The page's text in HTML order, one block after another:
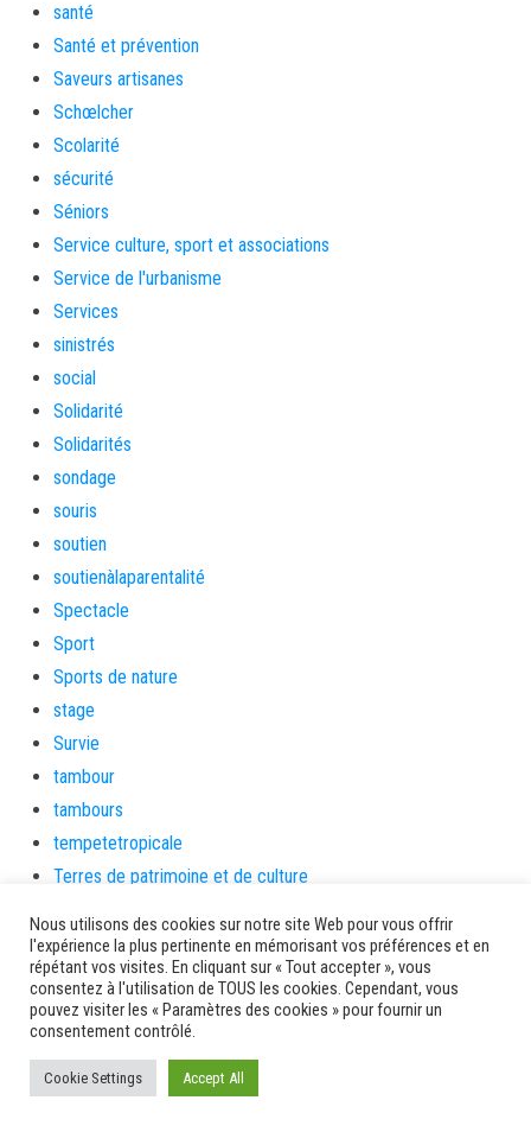
santé
Santé et prévention
Saveurs artisanes
Schœlcher
Scolarité
sécurité
Séniors
Service culture, sport et associations
Service de l'urbanisme
Services
sinistrés
social
Solidarité
Solidarités
sondage
souris
soutien
soutienàlaparentalité
Spectacle
Sport
Sports de nature
stage
Survie
tambour
tambours
tempetetropicale
Terres de patrimoine et de culture
théâtre
Tourisme
toussaint
tradition
Transition Energétique
Nous utilisons des cookies sur notre site Web pour vous offrir
l'expérience la plus pertinente en mémorisant vos préférences et en
répétant vos visites. En cliquant sur « Tout accepter », vous
consentez à l'utilisation de TOUS les cookies. Cependant, vous
pouvez visiter les « Paramètres des cookies » pour fournir un
consentement contrôlé.
Cookie Settings Accept All